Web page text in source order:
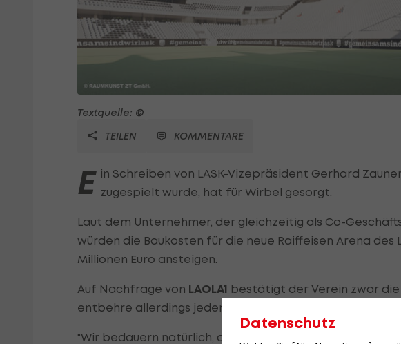
Textquelle: ©
TEILEN
KOMMENTARE
E in Schreiben von LASK-Vizepräsident Gerhard
zugespielt wurde, hat für Wirbel gesorgt.
Laut dem Unternehmer, der gleichzeitig als Co-
würden die Baukosten für die neue Raiffeisen Arena des
Millionen Euro ansteigen.
Auf Nachfrage von LAOLA1 bestätigt der Verein zwar
entbehre allerdings jeder Grundlage. Es gebe "keine
"Wir bedauern natürlich, dass jemand versucht hier
Datenschutz